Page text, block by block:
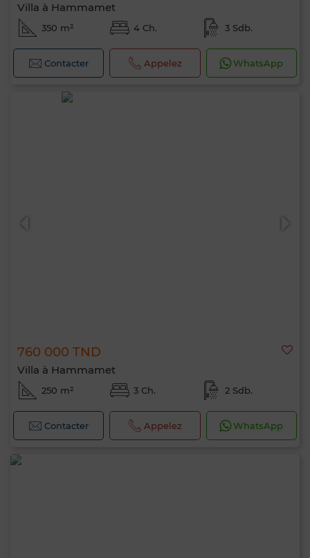
Villa à Hammamet
350 m² 4 Ch. 3 Sdb.
Contacter Appelez WhatsApp
760 000 TND
Villa à Hammamet
250 m² 3 Ch. 2 Sdb.
Contacter Appelez WhatsApp